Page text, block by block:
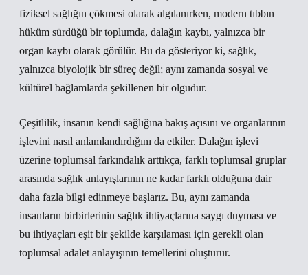
fiziksel sağlığın çökmesi olarak algılanırken, modern tıbbın
hüküm sürdüğü bir toplumda, dalağın kaybı, yalnızca bir
organ kaybı olarak görülür. Bu da gösteriyor ki, sağlık,
yalnızca biyolojik bir süreç değil; aynı zamanda sosyal ve
kültürel bağlamlarda şekillenen bir olgudur.
Çeşitlilik, insanın kendi sağlığına bakış açısını ve organlarının
işlevini nasıl anlamlandırdığını da etkiler. Dalağın işlevi
üzerine toplumsal farkındalık arttıkça, farklı toplumsal gruplar
arasında sağlık anlayışlarının ne kadar farklı olduğuna dair
daha fazla bilgi edinmeye başlarız. Bu, aynı zamanda
insanların birbirlerinin sağlık ihtiyaçlarına saygı duyması ve
bu ihtiyaçları eşit bir şekilde karşılaması için gerekli olan
toplumsal adalet anlayışının temellerini oluşturur.